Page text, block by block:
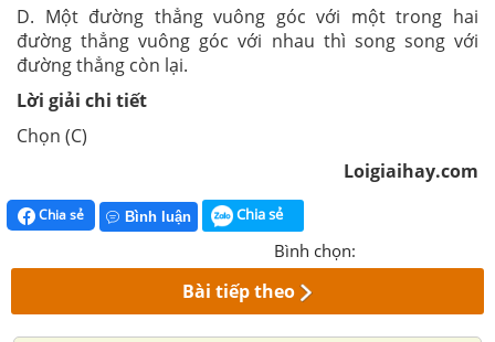
D. Một đường thẳng vuông góc với một trong hai
đường thẳng vuông góc với nhau thì song song với
đường thẳng còn lại.
Lời giải chi tiết
Chọn (C)
Loigiaihay.com
Chia sẻ Bình luận Chia sẻ
Bình chọn:
Bài tiếp theo